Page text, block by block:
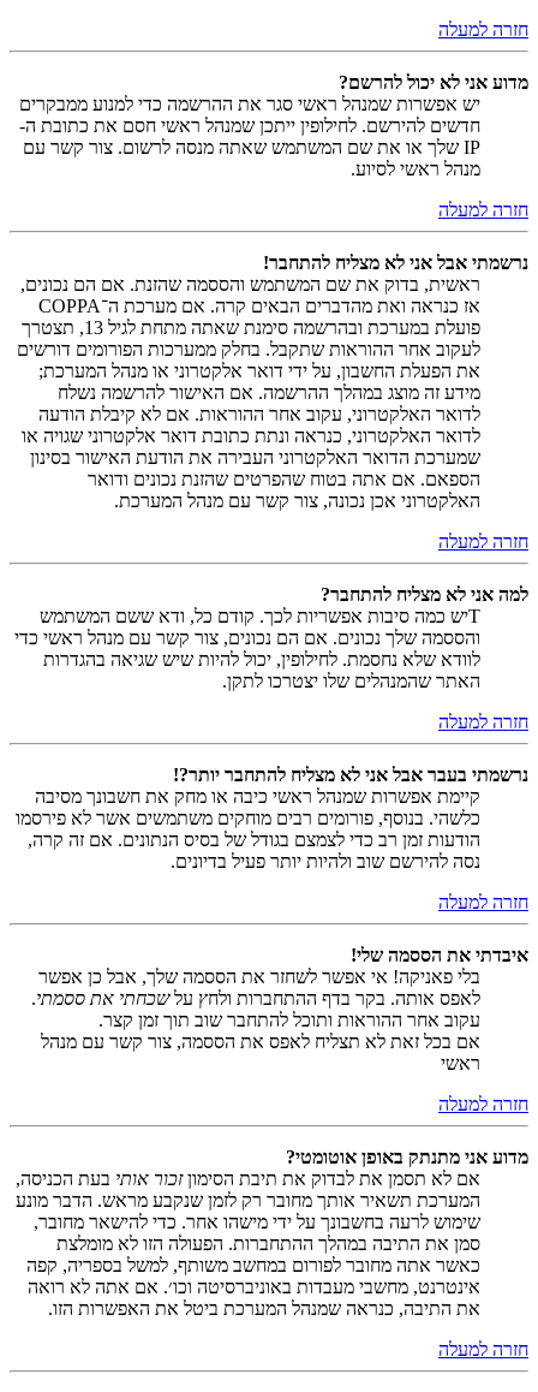
חזרה למעלה
מדוע אני לא יכול להרשם?
יש אפשרות שמנהל ראשי סגר את ההרשמה כדי למנוע ממבקרים
חדשים להירשם. לחילופין ייתכן שמנהל ראשי חסם את כתובת ה-
IP שלך או את שם המשתמש שאתה מנסה לרשום. צור קשר עם
מנהל ראשי לסיוע.
חזרה למעלה
נרשמתי אבל אני לא מצליח להתחבר!
ראשית, בדוק את שם המשתמש והססמה שהזנת. אם הם נכונים,
אז כנראה ואת מהדברים הבאים קרה. אם מערכת ה־COPPA
פועלת במערכת ובהרשמה סימנת שאתה מתחת לגיל 13, תצטרך
לעקוב אחר ההוראות שתקבל. בחלק ממערכות הפורומים דורשים
את הפעלת החשבון, על ידי דואר אלקטרוני או מנהל המערכת;
מידע זה מוצג במהלך ההרשמה. אם האישור להרשמה נשלח
לדואר האלקטרוני, עקוב אחר ההוראות. אם לא קיבלת הודעה
לדואר האלקטרוני, כנראה ונתת כתובת דואר אלקטרוני שגויה או
שמערכת הדואר האלקטרוני העבירה את הודעת האישור בסינון
הספאם. אם אתה בטוח שהפרטים שהזנת נכונים ודואר
האלקטרוני אכן נכונה, צור קשר עם מנהל המערכת.
חזרה למעלה
למה אני לא מצליח להתחבר?
Tיש כמה סיבות אפשריות לכך. קודם כל, ודא ששם המשתמש
והססמה שלך נכונים. אם הם נכונים, צור קשר עם מנהל ראשי כדי
לוודא שלא נחסמת. לחילופין, יכול להיות שיש שגיאה בהגדרות
האתר שהמנהלים שלו יצטרכו לתקן.
חזרה למעלה
נרשמתי בעבר אבל אני לא מצליח להתחבר יותר?!
קיימת אפשרות שמנהל ראשי כיבה או מחק את חשבונך מסיבה
כלשהי. בנוסף, פורומים רבים מוחקים משתמשים אשר לא פירסמו
הודעות זמן רב כדי לצמצם בגודל של בסיס הנתונים. אם זה קרה,
נסה להירשם שוב ולהיות יותר פעיל בדיונים.
חזרה למעלה
איבדתי את הססמה שלי!
בלי פאניקה! אי אפשר לשחזר את הססמה שלך, אבל כן אפשר
לאפס אותה. בקר בדף ההתחברות ולחץ עלשכחתי את ססמתי.
עקוב אחר ההוראות ותוכל להתחבר שוב תוך זמן קצר.
אם בכל זאת לא תצליח לאפס את הססמה, צור קשר עם מנהל
ראשי
חזרה למעלה
מדוע אני מתנתק באופן אוטומטי?
אם לא תסמן את לבדוק את תיבת הסימוןזכור אותי בעת הכניסה,
המערכת תשאיר אותך מחובר רק לזמן שנקבע מראש. הדבר מונע
שימוש לרעה בחשבונך על ידי מישהו אחר. כדי להישאר מחובר,
סמן את התיבה במהלך ההתחברות. הפעולה הזו לא מומלצת
כאשר אתה מחובר לפורום במחשב משותף, למשל בספריה, קפה
אינטרנט, מחשבי מעבדות באוניברסיטה וכו׳. אם אתה לא רואה
את התיבה, כנראה שמנהל המערכת ביטל את האפשרות הזו.
חזרה למעלה